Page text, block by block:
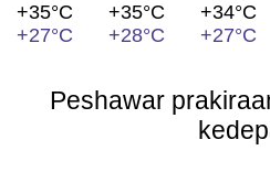
+35°C
+27°C
+35°C
+28°C
+34°C
+27°C
Peshawar